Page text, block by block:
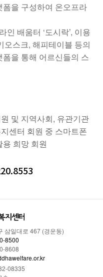
을 구성하여 온오프라
배움터 ‘도시락’, 이용
오스크, 해피테이블 등의
을 통해 어르신들의 스
및 지역사회, 유관기관
센터 회원 중 스마트폰
희망 회원
삼일대로 467 (경운동)
8500
8608
08335